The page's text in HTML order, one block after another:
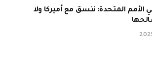
الأمم المتحدة: ننسق مع أميركا ولا